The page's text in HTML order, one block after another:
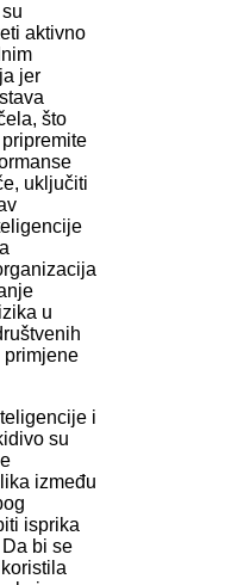
aktivno
jer
što
uključiti
u
primjene
i
su
između
isprika
bi se